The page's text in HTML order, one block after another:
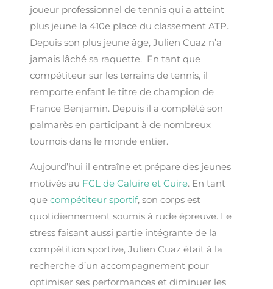
joueur professionnel de tennis qui a atteint
plus jeune la 410e place du classement ATP.
Depuis son plus jeune âge, Julien Cuaz n’a
jamais lâché sa raquette. En tant que
compétiteur sur les terrains de tennis, il
remporte enfant le titre de champion de
France Benjamin. Depuis il a complété son
palmarès en participant à de nombreux
tournois dans le monde entier.
Aujourd’hui il entraîne et prépare des jeunes
motivés au FCL de Caluire et Cuire. En tant
que compétiteur sportif, son corps est
quotidiennement soumis à rude épreuve. Le
stress faisant aussi partie intégrante de la
compétition sportive, Julien Cuaz était à la
recherche d’un accompagnement pour
optimiser ses performances et diminuer les